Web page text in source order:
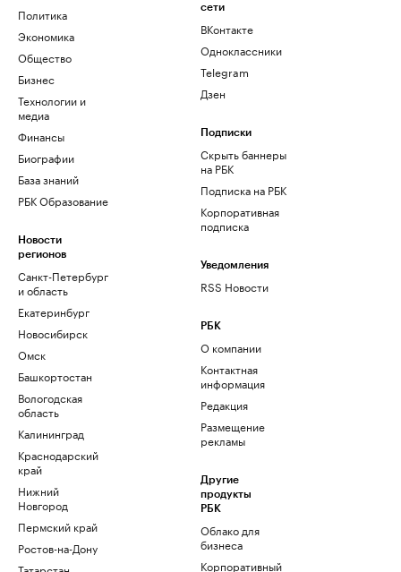
Политика
Экономика
Общество
Бизнес
Технологии и
медиа
Финансы
Биографии
База знаний
РБК Образование
Новости
регионов
Санкт-Петербург
и область
Екатеринбург
Новосибирск
Омск
Башкортостан
Вологодская
область
Калининград
Краснодарский
край
Нижний
Новгород
Пермский край
Ростов-на-Дону
сети
ВКонтакте
Одноклассники
Telegram
Дзен
Подписки
Скрыть баннеры
на РБК
Подписка на РБК
Корпоративная
подписка
Уведомления
RSS Новости
РБК
О компании
Контактная
информация
Редакция
Размещение
рекламы
Другие
продукты
РБК
Облако для
бизнеса
Корпоративный